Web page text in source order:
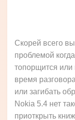
Скорей всего
проблемой
топорщится
время
или загибать
Nokia 5.4 нет
приоткрыть